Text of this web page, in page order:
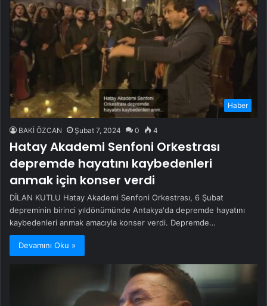
Haber
BAKİ ÖZCAN Şubat 7, 2024 0 4
Hatay Akademi Senfoni Orkestrası
depremde hayatını kaybedenleri
anmak için konser verdi
DİLAN KUTLU Hatay Akademi Senfoni Orkestrası, 6 Şubat
depreminin birinci yıldönümünde Antakya'da depremde hayatını
kaybedenleri anmak amacıyla konser verdi. Depremde…
Devamını Oku »